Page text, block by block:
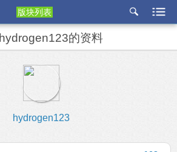
版块列表
etu
hydrogen123的资料
hydrogen123